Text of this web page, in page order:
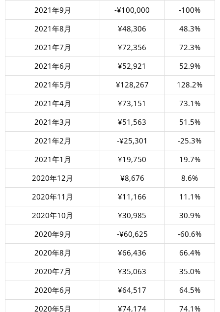
2021年9月
-¥100,000
-100%
2021年8月
¥48,306
48.3%
2021年7月
¥72,356
72.3%
2021年6月
¥52,921
52.9%
2021年5月
¥128,267
128.2%
2021年4月
¥73,151
73.1%
2021年3月
¥51,563
51.5%
2021年2月
-¥25,301
-25.3%
2021年1月
¥19,750
19.7%
2020年12月
¥8,676
8.6%
2020年11月
¥11,166
11.1%
2020年10月
¥30,985
30.9%
2020年9月
-¥60,625
-60.6%
2020年8月
¥66,436
66.4%
2020年7月
¥35,063
35.0%
2020年6月
¥64,517
64.5%
2020年5月
¥74,174 74.1%